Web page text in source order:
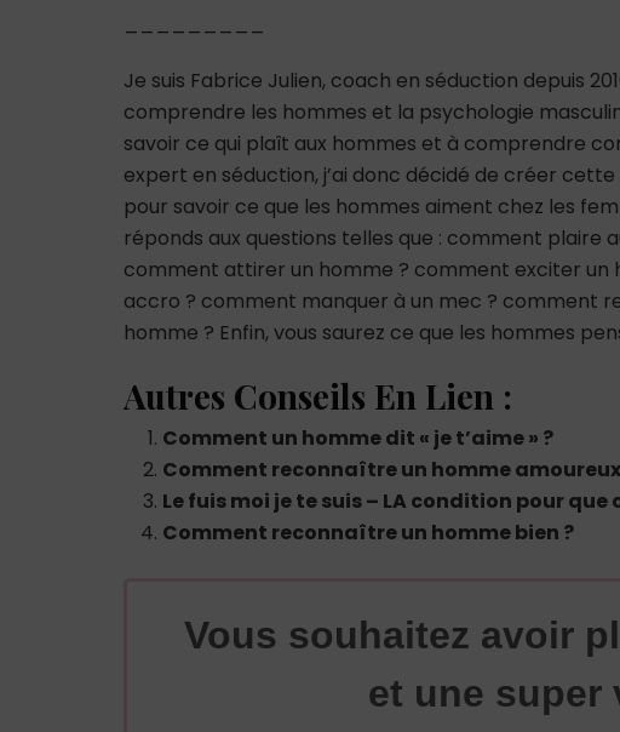
Je suis Fabrice Julien, coach en séduction depuis
comprendre les hommes et la psychologie
savoir ce qui plaît aux hommes et à comprendre
expert en séduction, j’ai donc décidé de créer
pour savoir ce que les hommes aiment chez les
réponds aux questions telles que : comment plaire
comment attirer un homme ? comment exciter un
accro ? comment manquer à un mec ? comment
homme ? Enfin, vous saurez ce que les hommes
Autres Conseils En Lien :
Comment un homme dit « je t’aime » ?
Comment reconnaître un homme
Le fuis moi je te suis – LA condition pour
Comment reconnaître un homme bien ?
Vous souhaitez avoir
et une super